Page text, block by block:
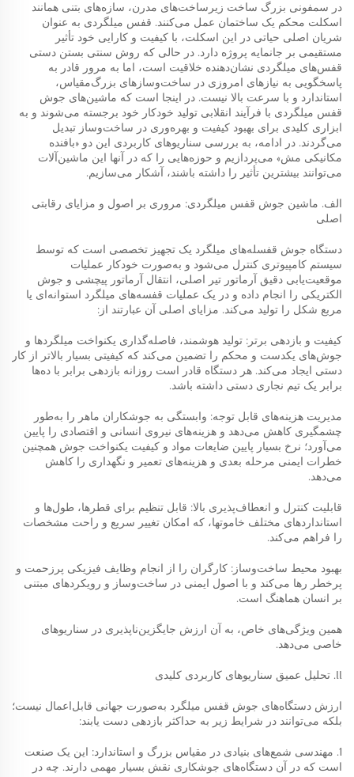
در سمفونی بزرگ ساخت زیرساخت‌های مدرن، سازه‌های بتنی همانند
اسکلت محکم یک ساختمان عمل می‌کنند. قفس میلگردی به عنوان
شریان اصلی حیاتی در این اسکلت، با کیفیت و کارایی خود تأثیر
مستقیمی بر جانمایه پروژه دارد. در حالی که روش سنتی بستن دستی
قفس‌های میلگردی نشان‌دهنده خلاقیت است، اما به مرور قادر به
پاسخگویی به نیازهای امروزی در ساخت‌وسازهای بزرگ‌مقیاس،
استاندارد و با سرعت بالا نیست. در اینجا است که ماشین‌های جوش
قفس میلگردی با فرآیند انقلابی تولید خودکار خود برجسته می‌شوند و به
ابزاری کلیدی برای بهبود کیفیت و بهره‌وری در ساخت‌وساز تبدیل
می‌گردند. در ادامه، به بررسی سناریوهای کاربردی این دو «بافنده
مکانیکی مش» می‌پردازیم و حوزه‌هایی را که در آنها این ماشین‌آلات
می‌توانند بیشترین تأثیر را داشته باشند، آشکار می‌سازیم.
الف. ماشین جوش قفس میلگردی: مروری بر اصول و مزایای رقابتی
اصلی
دستگاه جوش قفسله‌های میلگرد یک تجهیز تخصصی است که توسط
سیستم کامپیوتری کنترل می‌شود و به‌صورت خودکار عملیات
موقعیت‌یابی دقیق آرماتور تیر اصلی، انتقال آرماتور پیچشی و جوش
الکتریکی را انجام داده و در یک عملیات قفسه‌های میلگرد استوانه‌ای یا
مربع شکل را تولید می‌کند. مزایای اصلی آن عبارتند از:
کیفیت و بازدهی برتر: تولید هوشمند، فاصله‌گذاری یکنواخت میلگردها و
جوش‌های یکدست و محکم را تضمین می‌کند که کیفیتی بسیار بالاتر از کار
دستی ایجاد می‌کند. هر دستگاه قادر است روزانه بازدهی برابر با ده‌ها
برابر یک تیم نجاری دستی داشته باشد.
مدیریت هزینه‌های قابل توجه: وابستگی به جوشکاران ماهر را به‌طور
چشمگیری کاهش می‌دهد و هزینه‌های نیروی انسانی و اقتصادی را پایین
می‌آورد؛ نرخ بسیار پایین ضایعات مواد و کیفیت یکنواخت جوش همچنین
خطرات ایمنی مرحله بعدی و هزینه‌های تعمیر و نگهداری را کاهش
می‌دهد.
قابلیت کنترل و انعطاف‌پذیری بالا: قابل تنظیم برای قطرها، طول‌ها و
استانداردهای مختلف خاموتها، که امکان تغییر سریع و راحت مشخصات
را فراهم می‌کند.
بهبود محیط ساخت‌وساز: کارگران را از انجام وظایف فیزیکی پرزحمت و
پرخطر رها می‌کند و با اصول ایمنی در ساخت‌وساز و رویکردهای مبتنی
بر انسان هماهنگ است.
همین ویژگی‌های خاص، به آن ارزش جایگزین‌ناپذیری در سناریوهای
خاصی می‌دهد.
II. تحلیل عمیق سناریوهای کاربردی کلیدی
ارزش دستگاه‌های جوش قفس میلگرد به‌صورت جهانی قابل‌اعمال نیست؛
بلکه می‌توانند در شرایط زیر به حداکثر بازدهی دست یابند:
1. مهندسی شمع‌های بنیادی در مقیاس بزرگ و استاندارد: این یک صنعت
است که در آن دستگاه‌های جوشکاری نقش بسیار مهمی دارند. چه در